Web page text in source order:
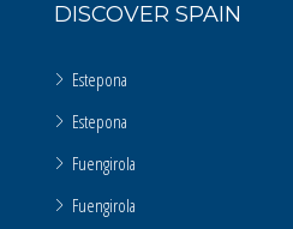
DISCOVER SPAIN
Estepona
Estepona
Fuengirola
Fuengirola